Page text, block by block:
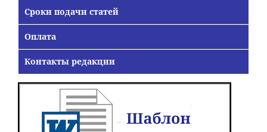
Сроки подачи статей
Оплата
Контакты редакции